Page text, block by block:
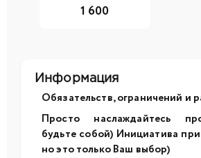
1 600
Информация
Обязательств, ограничений и
Просто наслаждайтесь
будьте собой) Инициатива
но это только Ваш выбор)